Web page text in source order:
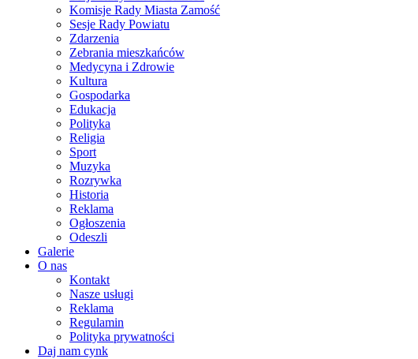
Komisje Rady Miasta Zamość
Sesje Rady Powiatu
Zdarzenia
Zebrania mieszkańców
Medycyna i Zdrowie
Kultura
Gospodarka
Edukacja
Polityka
Religia
Sport
Muzyka
Rozrywka
Historia
Reklama
Ogłoszenia
Odeszli
Galerie
O nas
Kontakt
Nasze usługi
Reklama
Regulamin
Polityka prywatności
Daj nam cynk